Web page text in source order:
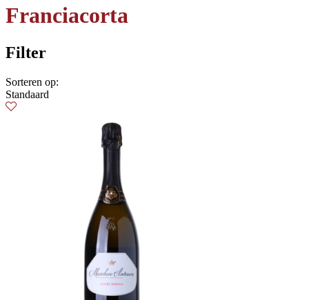
Franciacorta
Filter
Sorteren op:
Standaard